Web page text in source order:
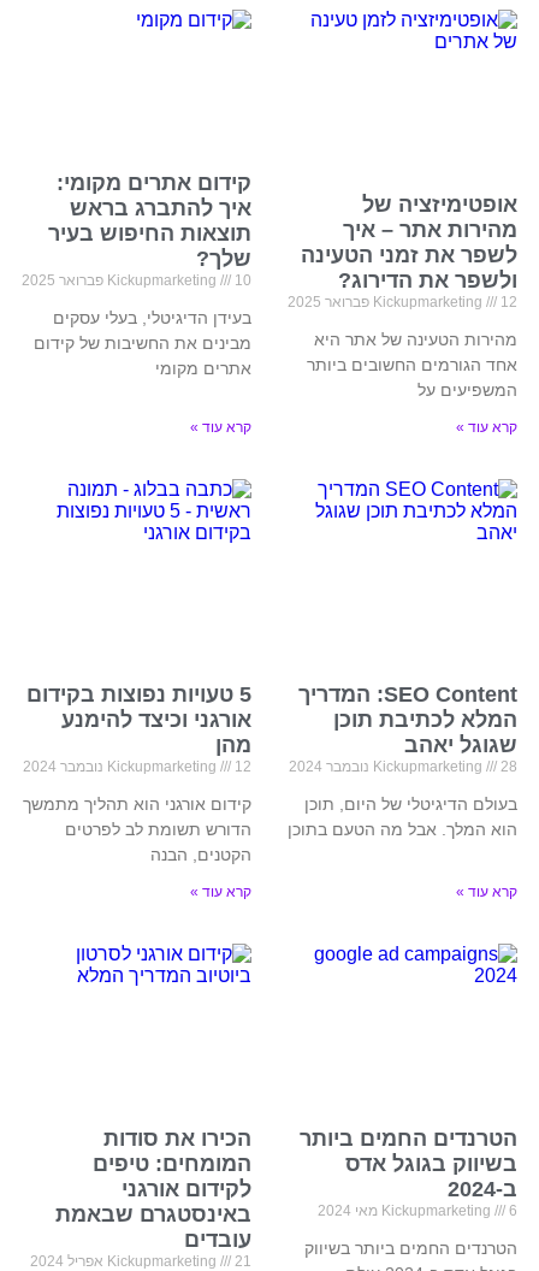
אופטימיזציה של
מהירות אתר – איך
לשפר את זמני הטעינה
ולשפר את הדירוג?
Kickupmarketing 12 פברואר 2025
מהירות הטעינה של אתר היא
אחד הגורמים החשובים ביותר
המשפיעים על
קרא עוד »
קידום אתרים מקומי:
איך להתברג בראש
תוצאות החיפוש בעיר
שלך?
Kickupmarketing 10 פברואר 2025
בעידן הדיגיטלי, בעלי עסקים
מבינים את החשיבות של קידום
אתרים מקומי
קרא עוד »
SEO Content: המדריך
המלא לכתיבת תוכן
שגוגל יאהב
Kickupmarketing 28 נובמבר 2024
בעולם הדיגיטלי של היום, תוכן
הוא המלך. אבל מה הטעם בתוכן
קרא עוד »
5 טעויות נפוצות בקידום
אורגני וכיצד להימנע
מהן
Kickupmarketing 12 נובמבר 2024
קידום אורגני הוא תהליך מתמשך
הדורש תשומת לב לפרטים
הקטנים, הבנה
קרא עוד »
הטרנדים החמים ביותר
בשיווק בגוגל אדס
ב-2024
Kickupmarketing 6 מאי 2024
הטרנדים החמים ביותר בשיווק
הכירו את סודות
המומחים: טיפים
לקידום אורגני
באינסטגרם שבאמת
עובדים
Kickupmarketing 21 אפריל 2024